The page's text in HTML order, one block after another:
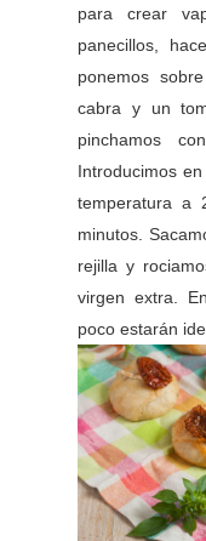
para crear
panecillos,
ponemos
cabra y un
pinchamos
Introducimos
temperatura a
minutos.
rejilla y
virgen extra.
poco estarán